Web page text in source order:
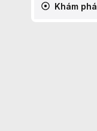
Khám phá